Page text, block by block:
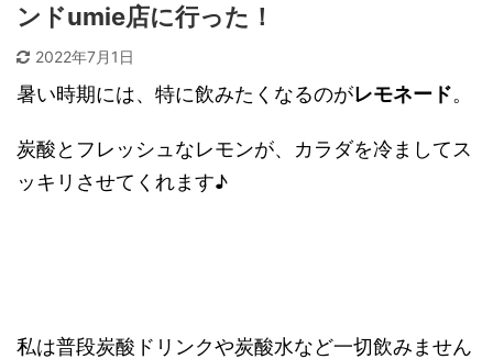
ンドumie店に行った！
2022年7月1日
暑い時期には、特に飲みたくなるのがレモネード。
炭酸とフレッシュなレモンが、カラダを冷ましてス
ッキリさせてくれます♪
私は普段炭酸ドリンクや炭酸水など一切飲みません